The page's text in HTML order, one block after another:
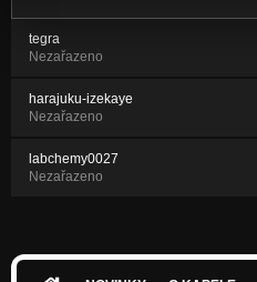
tegra
Nezařazeno
harajuku-izekaye
Nezařazeno
labchemy0027
Nezařazeno